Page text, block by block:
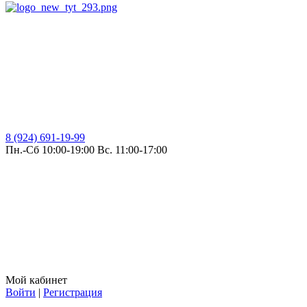
8 (924) 691-19-99
Пн.-Сб 10:00-19:00 Вс. 11:00-17:00
Мой кабинет
Войти | Регистрация